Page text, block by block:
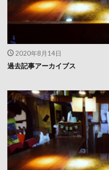
2020年8月14日
過去記事アーカイブス